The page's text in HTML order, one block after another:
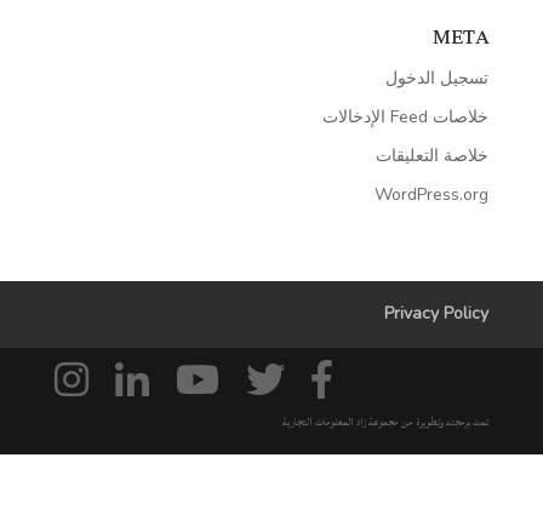
META
تسجيل الدخول
خلاصات Feed الإدخالات
خلاصة التعليقات
WordPress.org
Privacy Policy
تمت برمجته وتطويرة من مجموعة زاد المعلومات التجارية